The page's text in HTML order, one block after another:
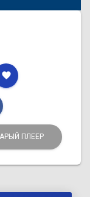
favorite
ПЛЕЕР